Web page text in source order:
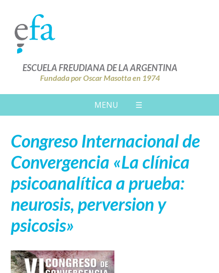
ESCUELA FREUDIANA DE LA ARGENTINA
Fundada por Oscar Masotta en 1974
MENU ☰
Congreso Internacional de
Convergencia «La clínica
psicoanalítica a prueba:
neurosis, perversion y
psicosis»